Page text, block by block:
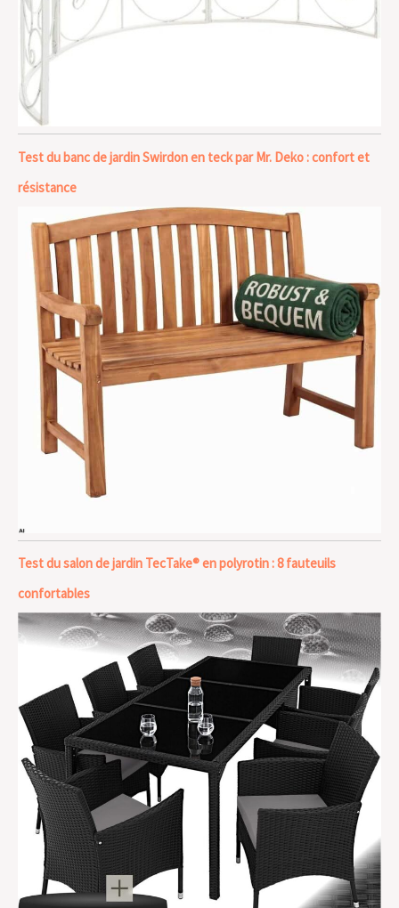
Test du banc de jardin Swirdon en teck par Mr. Deko : confort et
résistance
Test du salon de jardin TecTake® en polyrotin : 8 fauteuils
confortables